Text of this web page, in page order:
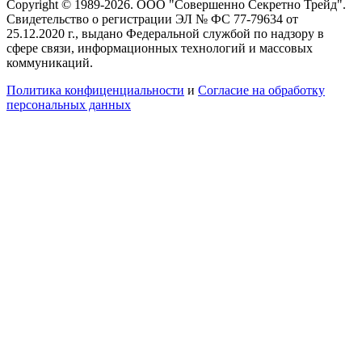
Copyright © 1989-2026. ООО "Совершенно Секретно Трейд".
Свидетельство о регистрации ЭЛ № ФС 77-79634 от
25.12.2020 г., выдано Федеральной службой по надзору в
сфере связи, информационных технологий и массовых
коммуникаций.
Политика конфиценциальности и Согласие на обработку
персональных данных